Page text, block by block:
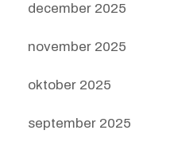
december 2025
november 2025
oktober 2025
september 2025